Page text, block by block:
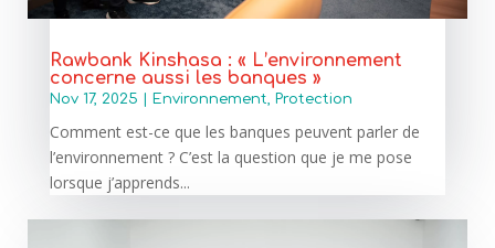
Rawbank Kinshasa : « L’environnement
concerne aussi les banques »
Nov 17, 2025 Environnement, Protection
Comment est-ce que les banques peuvent parler de
l’environnement ? C’est la question que je me pose
lorsque j’apprends...